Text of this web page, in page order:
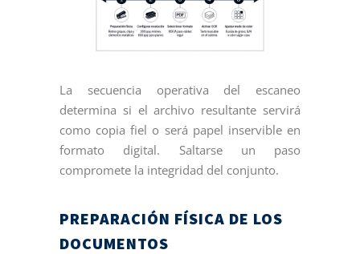
La secuencia operativa del escaneo
determina si el archivo resultante servirá
como copia fiel o será papel inservible en
formato digital. Saltarse un paso
compromete la integridad del conjunto.
PREPARACIÓN FÍSICA DE LOS
DOCUMENTOS